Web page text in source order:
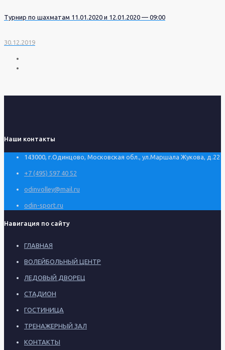
Турнир по шахматам 11.01.2020 и 12.01.2020 — 09:00
30.12.2019
Наши контакты
143000, г.Одинцово, Московская обл., ул.Маршала Жукова, д.22
+7 (495) 597 40 52
odinvolley@mail.ru
odin-sport.ru
Навигация по сайту
ГЛАВНАЯ
ВОЛЕЙБОЛЬНЫЙ ЦЕНТР
ЛЕДОВЫЙ ДВОРЕЦ
СТАДИОН
ГОСТИНИЦА
ТРЕНАЖЕРНЫЙ ЗАЛ
КОНТАКТЫ